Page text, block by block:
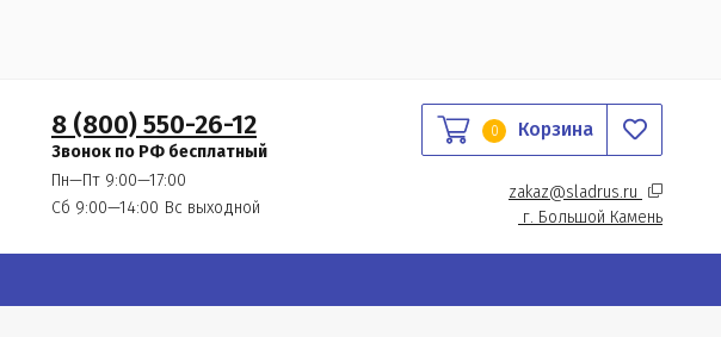
8 (800) 550-26-12
Звонок по РФ бесплатный
Пн—Пт 9:00—17:00
Сб 9:00—14:00 Вс выходной
0 Корзина
zakaz@sladrus.ru
г. Большой Камень